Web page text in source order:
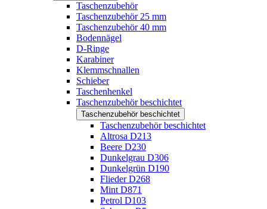
Taschenzubehör
Taschenzubehör 25 mm
Taschenzubehör 40 mm
Bodennägel
D-Ringe
Karabiner
Klemmschnallen
Schieber
Taschenhenkel
Taschenzubehör beschichtet
Taschenzubehör beschichtet
Taschenzubehör beschichtet
Altrosa D213
Beere D230
Dunkelgrau D306
Dunkelgrün D190
Flieder D268
Mint D871
Petrol D103